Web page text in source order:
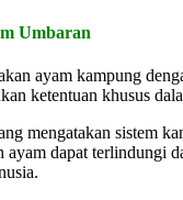
Umbaran
ayam kampung
ketentuan khusus
mengatakan sistem
ayam dapat terlindungi